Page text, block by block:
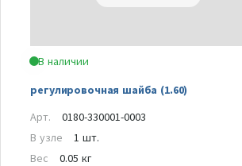
В наличии
регулировочная шайба (1.60)
Арт.
0180-330001-0003
В узле
1 шт.
Вес
0.05 кг